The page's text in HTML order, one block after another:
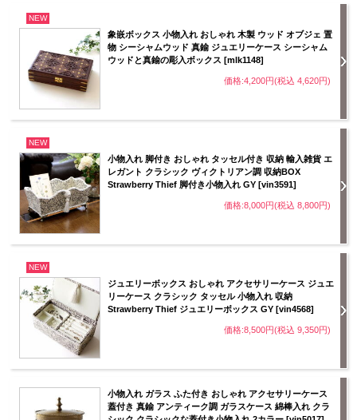
NEW
象嵌ボックス 小物入れ おしゃれ 木製 ウッド オブジェ 置
物 シーシャムウッド 真鍮 ジュエリーケース シーシャム
ウッドと真鍮の彫入ボックス [mlk1148]
価格:4,200円(税込 4,620円)
NEW
小物入れ 脚付き おしゃれ タッセル付き 収納 輸入雑貨 エ
レガント クラシック ヴィクトリアン調 収納BOX
Strawberry Thief 脚付き小物入れ GY [vin3591]
価格:8,000円(税込 8,800円)
NEW
ジュエリーボックス おしゃれ アクセサリーケース ジュエ
リーケース クラシック タッセル 小物入れ 収納
Strawberry Thief ジュエリーボックス GY [vin4568]
価格:8,500円(税込 9,350円)
小物入れ ガラス ふた付き おしゃれ アクセサリーケース
蓋付き 真鍮 アンティーク調 ガラスケース 綿棒入れ クラ